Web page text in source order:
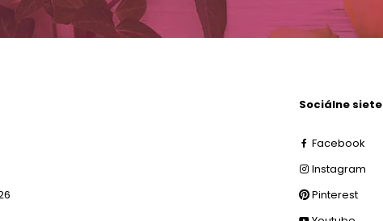
Sociálne siete
Facebook
Instagram
Pinterest